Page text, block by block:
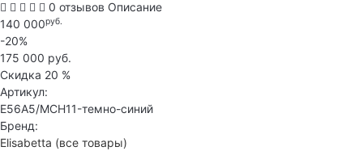
0 отзывов Описание
140 000руб.
-20%
175 000 руб.
Скидка 20 %
Артикул:
E56A5/MCH11-темно-синий
Бренд:
Elisabetta (все товары)